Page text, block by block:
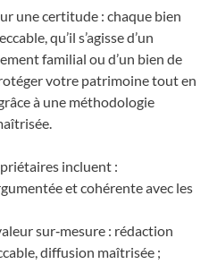
une certitude : chaque bien
qu’il s’agisse d’un
familial ou d’un bien de
votre patrimoine tout en
à une méthodologie
incluent :
et cohérente avec les
sur‑mesure : rédaction
diffusion maîtrisée ;